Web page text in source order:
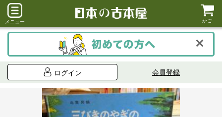
メニュー かご
ログイン 会員登録